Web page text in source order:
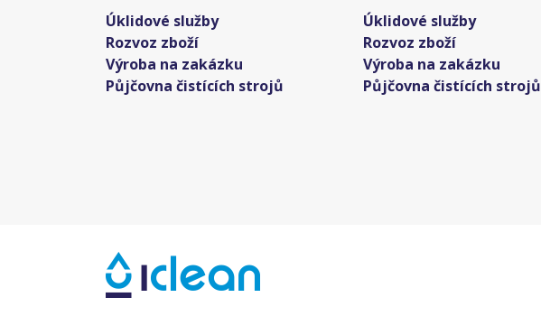
Úklidové služby
Rozvoz zboží
Výroba na zakázku
Půjčovna čistících strojů
Úklidové služby
Rozvoz zboží
Výroba na zakázku
Půjčovna čistících strojů